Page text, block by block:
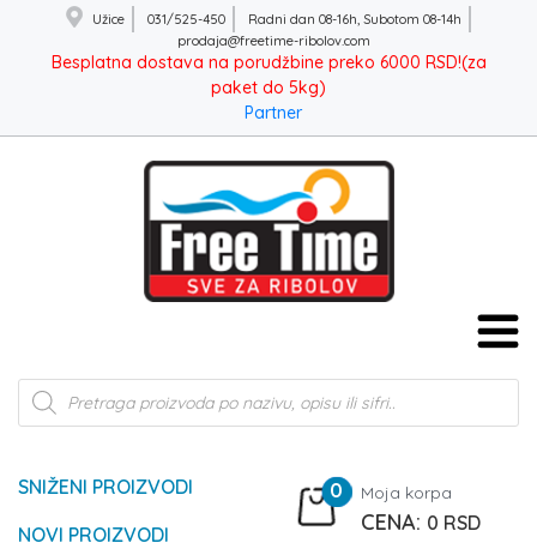
Užice 031/525-450
Radni dan 08-16h, Subotom 08-14h
prodaja@freetime-ribolov.com
Besplatna dostava na porudžbine preko 6000 RSD!(za
paket do 5kg)
Partner
Products
search
SNIŽENI PROIZVODI
NOVI PROIZVODI
0 Moja korpa
0 RSD